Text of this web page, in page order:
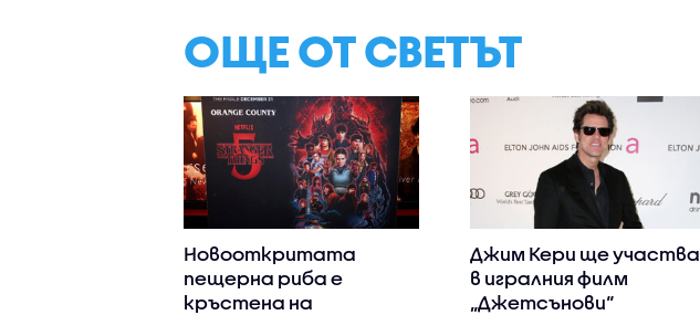
ОЩЕ ОТ СВЕТЪТ
Новооткритата
пещерна риба е
кръстена на
Джим Кери ще участва
в игралния филм
„Джетсънови“